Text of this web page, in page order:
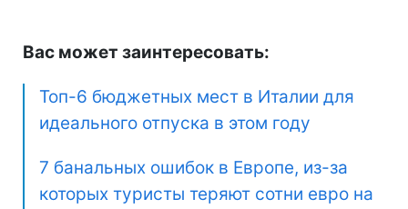
Вас может заинтересовать:
Топ-6 бюджетных мест в Италии для
идеального отпуска в этом году
7 банальных ошибок в Европе, из-за
которых туристы теряют сотни евро на